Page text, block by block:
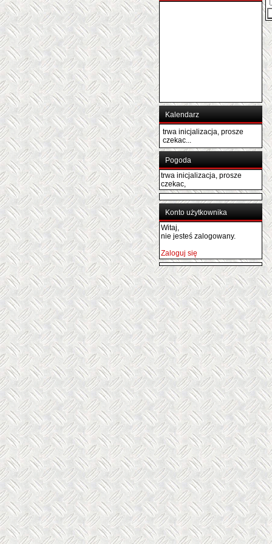
Kalendarz
trwa inicjalizacja, prosze
czekac...
Pogoda
trwa inicjalizacja, prosze
czekac,
Konto użytkownika
Witaj,
nie jesteś zalogowany.
Zaloguj się